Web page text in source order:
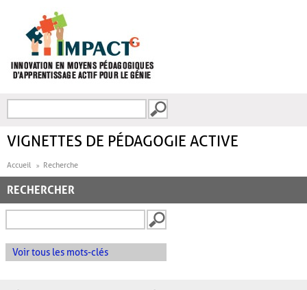
FORMULAIRE DE
VIGNETTES DE PÉDAGOGIE ACTIVE
Accueil Recherche
RECHERCHER
Voir tous les mots-clés